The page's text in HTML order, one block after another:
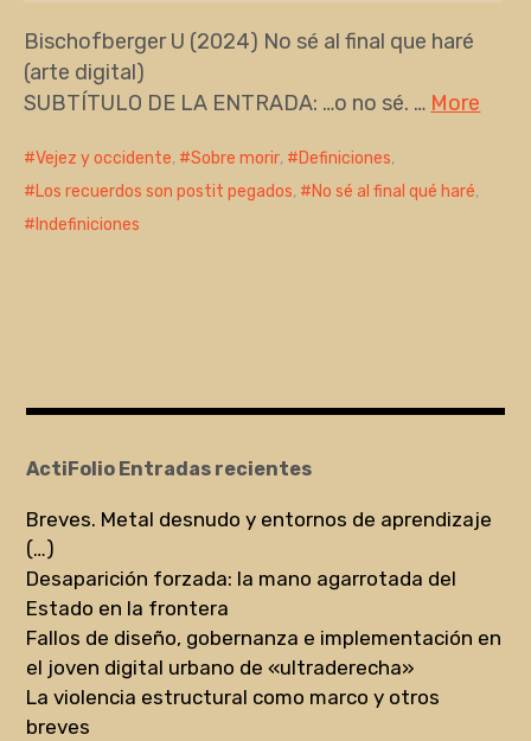
Bischofberger U (2024) No sé al final que haré
(arte digital)
SUBTÍTULO DE LA ENTRADA: …o no sé. … More
Vejez y occidente, Sobre morir, Definiciones,
Los recuerdos son postit pegados, No sé al final qué haré,
Indefiniciones
ActiFolio Entradas recientes
Breves. Metal desnudo y entornos de aprendizaje
(…)
Desaparición forzada: la mano agarrotada del
Estado en la frontera
Fallos de diseño, gobernanza e implementación en
el joven digital urbano de «ultraderecha»
La violencia estructural como marco y otros
breves